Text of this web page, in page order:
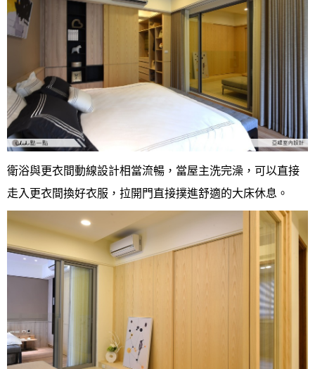
衛浴與更衣間動線設計相當流暢，當屋主洗完澡，可以直接
走入更衣間換好衣服，拉開門直接撲進舒適的大床休息。